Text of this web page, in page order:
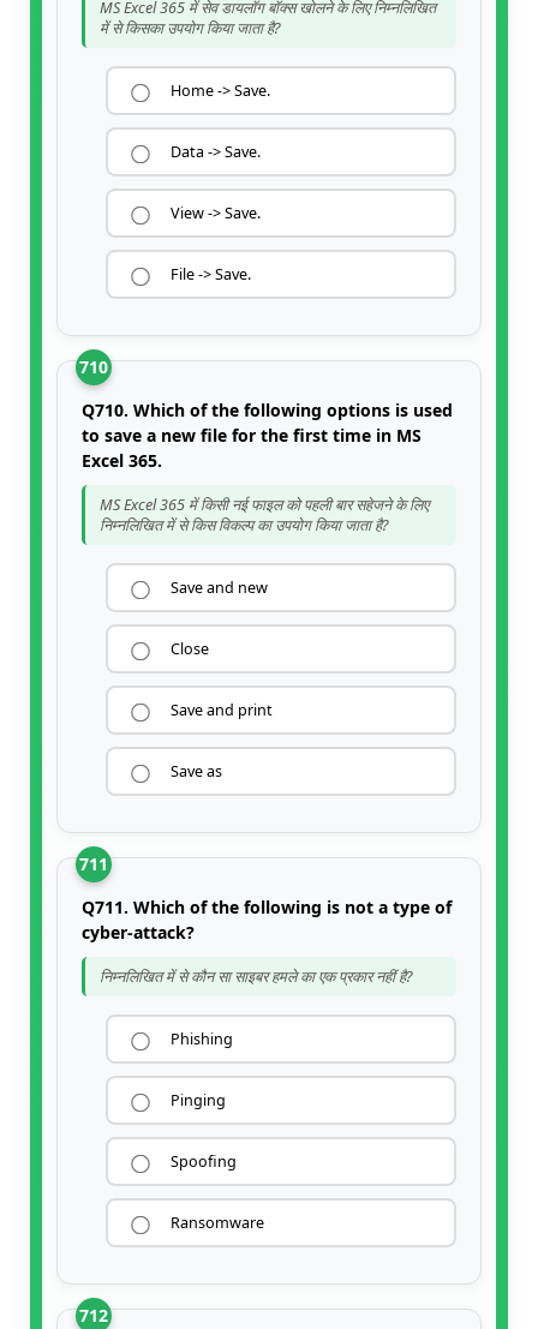
MS Excel 365 में सेव डायलॉग बॉक्स खोलने के लिए निम्नलिखित
में से किसका उपयोग किया जाता है?
Home -> Save.
Data -> Save.
View -> Save.
File -> Save.
710
Q710. Which of the following options is used
to save a new file for the first time in MS
Excel 365.
MS Excel 365 में किसी नई फाइल को पहली बार सहेजने के लिए
निम्नलिखित में से किस विकल्प का उपयोग किया जाता है?
Save and new
Close
Save and print
Save as
711
Q711. Which of the following is not a type of
cyber-attack?
निम्नलिखित में से कौन सा साइबर हमले का एक प्रकार नहीं है?
Phishing
Pinging
Spoofing
Ransomware
712